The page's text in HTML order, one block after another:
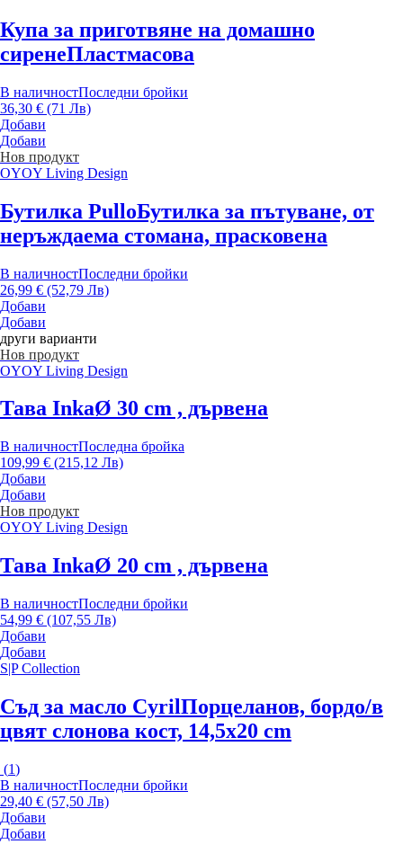
Купа за приготвяне на домашно
сиренеПластмасова
В наличностПоследни бройки
36,30 € (71 Лв)
Добави
Добави
Нов продукт
OYOY Living Design
Бутилка PulloБутилка за пътуване, от
неръждаема стомана, прасковена
В наличностПоследни бройки
26,99 € (52,79 Лв)
Добави
Добави
други варианти
Нов продукт
OYOY Living Design
Тава InkaØ 30 cm , дървена
В наличностПоследна бройка
109,99 € (215,12 Лв)
Добави
Добави
Нов продукт
OYOY Living Design
Тава InkaØ 20 cm , дървена
В наличностПоследни бройки
54,99 € (107,55 Лв)
Добави
Добави
S|P Collection
Съд за масло CyrilПорцеланов, бордо/в
цвят слонова кост, 14,5x20 cm
(1)
В наличностПоследни бройки
29,40 € (57,50 Лв)
Добави
Добави